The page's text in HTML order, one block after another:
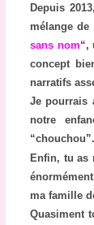
Depuis
mélange
sans nom“,
concept
narratifs
Je pourrais
notre
“chouchou”.
Enfin, tu as
ma famille
Quasiment